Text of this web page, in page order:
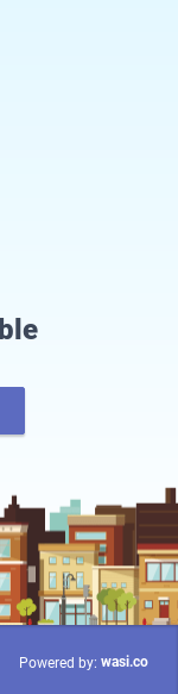
Powered by: wasi.co